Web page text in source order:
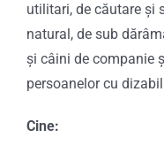
utilitari, de căutare și
natural, de sub
și câini de companie
persoanelor cu
Cine: